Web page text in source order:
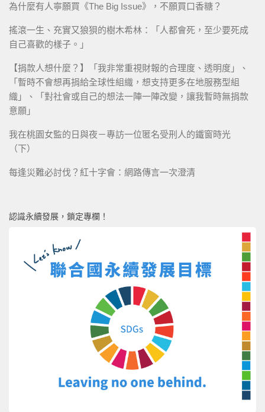
為什麼有人寧願買《The Big Issue》，不願買口香糖？
搖滾一生、充實又狼狽的樹木希林：「人都會死，至少要死成
自己喜歡的樣子。」
【捐款人想什麼？】「我非常重視財報的合理度、透明度」、
「暫時不會想再捐給全球性組織，想支持更多在地服務型組
織」、「對社會或自己的想法一陣一陣改變，讓我暫時無捐款
意願」
我在桃園女監的日與夜－專訪一位匿名受刑人的鐵窗時光
（下）
每逢災難必討伐？紅十字會：網路傳言一次澄清
認識永續發展，鎖定專欄！